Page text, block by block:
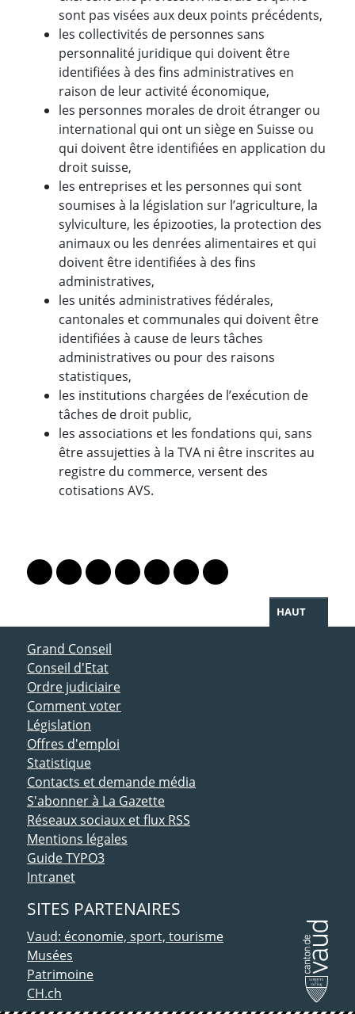
sont pas visées aux deux points précédents,
les collectivités de personnes sans
personnalité juridique qui doivent être
identifiées à des fins administratives en
raison de leur activité économique,
les personnes morales de droit étranger ou
international qui ont un siège en Suisse ou
qui doivent être identifiées en application du
droit suisse,
les entreprises et les personnes qui sont
soumises à la législation sur l’agriculture, la
sylviculture, les épizooties, la protection des
animaux ou les denrées alimentaires et qui
doivent être identifiées à des fins
administratives,
les unités administratives fédérales,
cantonales et communales qui doivent être
identifiées à cause de leurs tâches
administratives ou pour des raisons
statistiques,
les institutions chargées de l’exécution de
tâches de droit public,
les associations et les fondations qui, sans
être assujetties à la TVA ni être inscrites au
registre du commerce, versent des
cotisations AVS.
Lien vers le profil Mastodon
Lien vers le profil Bluesky
Lien vers le profil Instagram
Lien vers le profil Linkedin
Lien vers le profil Facebook
Lien vers le profil Twitter
Partager par WhatsApp
HAUT
ACCÈS DIRECT
Grand Conseil
Conseil d'Etat
Ordre judiciaire
Comment voter
Législation
Offres d'emploi
Statistique
Contacts et demande média
S'abonner à La Gazette
Réseaux sociaux et flux RSS
Mentions légales
Guide TYPO3
Intranet
SITES PARTENAIRES
Vaud: économie, sport, tourisme
Musées
Patrimoine
CH.ch